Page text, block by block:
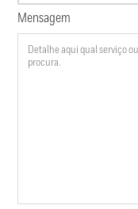
Mensagem